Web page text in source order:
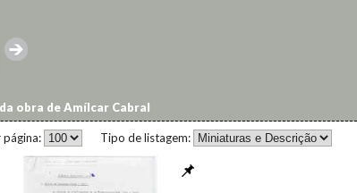
obra de Amílcar Cabral
Tipo de listagem: